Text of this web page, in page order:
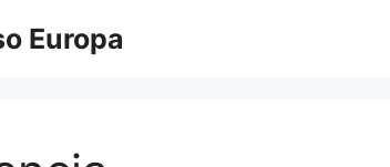
Europa